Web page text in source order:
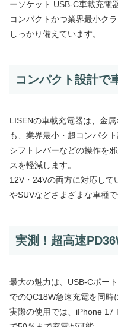
ーソケット USB-C車載充電
コンパクトかつ業界最小ク
しっかり備えています。
コンパクト設計で
LISENの車載充電器は、金
も、業界最小・超コンパク
シフトレバーなどの操作を
スを軽減します。
12V・24Vの両方に対応して
やSUVなどさまざまな車種で
実測！超高速
最大の魅力は、USB-Cポー
でのQC18W急速充電を同時
実際の使用では、iPhone 17